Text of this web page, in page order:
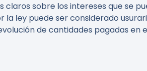
claros sobre los intereses que se
ley puede ser considerado
de cantidades pagadas en